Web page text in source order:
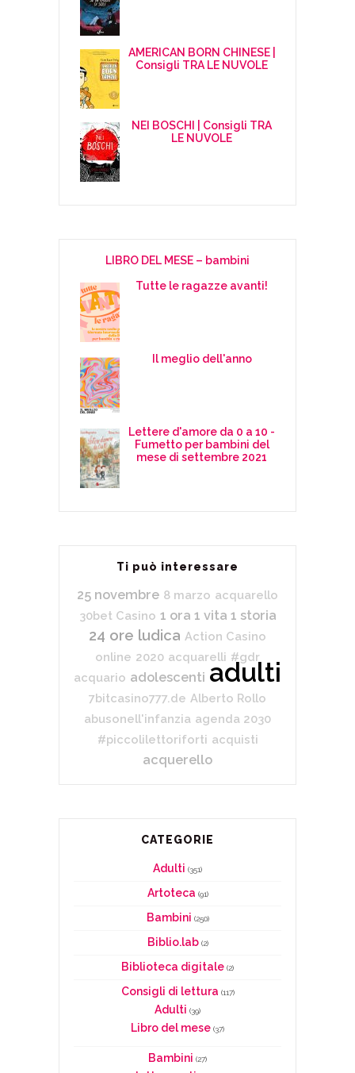
AMERICAN BORN CHINESE |
Consigli TRA LE NUVOLE
NEI BOSCHI | Consigli TRA
LE NUVOLE
LIBRO DEL MESE – bambini
Tutte le ragazze avanti!
Il meglio dell'anno
Lettere d'amore da 0 a 10 -
Fumetto per bambini del
mese di settembre 2021
Ti può interessare
25 novembre 8 marzo acquarello
30bet Casino 1 ora 1 vita 1 storia
24 ore ludica Action Casino
online 2020 acquarelli #gdr
acquario adolescenti adulti
7bitcasino777.de Alberto Rollo
abusonell'infanzia agenda 2030
#piccolilettoriforti acquisti
acquerello
CATEGORIE
Adulti (351)
Artoteca (91)
Bambini (250)
Biblio.lab(2)
Biblioteca digitale (2)
Consigli di lettura (117)
Adulti (39)
Libro del mese (37)
Bambini (27)